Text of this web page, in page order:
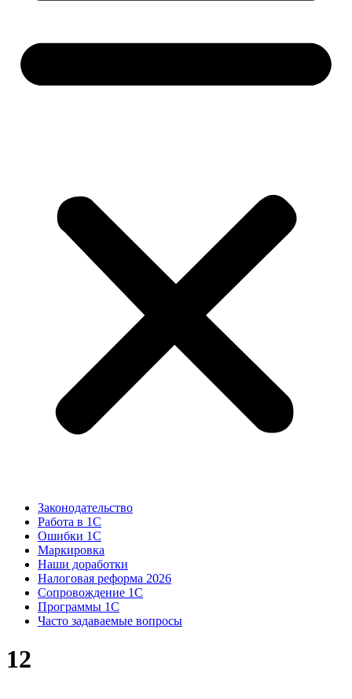
Законодательство
Работа в 1С
Ошибки 1С
Маркировка
Наши доработки
Налоговая реформа 2026
Сопровождение 1С
Программы 1С
Часто задаваемые вопросы
12